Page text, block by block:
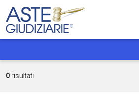
0 risultati